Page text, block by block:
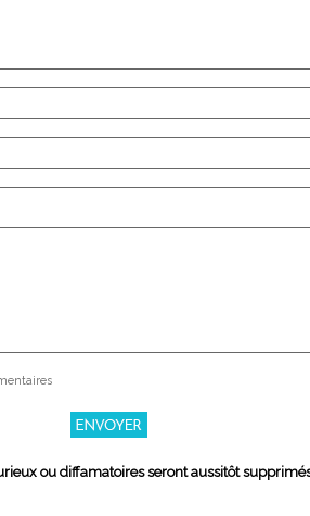
ou diffamatoires seront aussitôt